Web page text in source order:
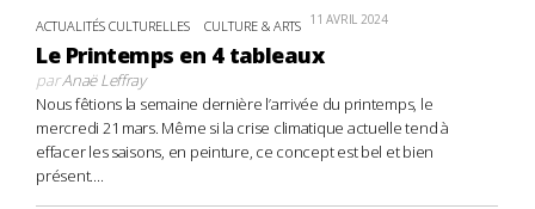
ACTUALITÉS CULTURELLES CULTURE & ARTS 11 AVRIL 2024
Le Printemps en 4 tableaux
parAnaë Leffray
Nous fêtions la semaine dernière l’arrivée du printemps, le
mercredi 21 mars. Même si la crise climatique actuelle tend à
effacer les saisons, en peinture, ce concept est bel et bien
présent....